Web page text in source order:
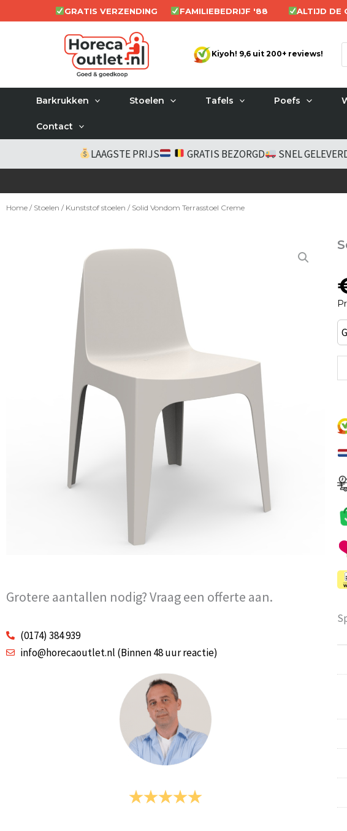
naar
GRATIS VERZENDING FAMILIEBEDRIJF '88 ALTIJD
Kiyoh! 9,6 uit 200+ reviews!
Barkrukken Stoelen Tafels Poefs
Contact
LAAGSTE PRIJS GRATIS BEZORGD SNEL
Home / Stoelen / Kunststof stoelen / Solid Vondom Terrasstoel Creme
Grotere aantallen nodig? Vraag een offerte aan.
(0174) 384 939
info@horecaoutlet.nl (Binnen 48 uur reactie)